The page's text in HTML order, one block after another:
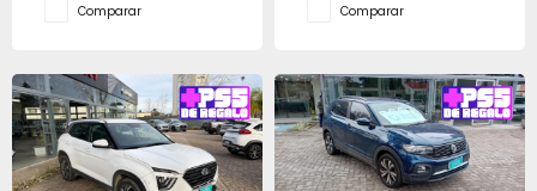
Comparar Comparar